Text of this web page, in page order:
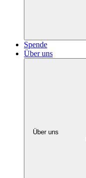
Spende
Über uns
Über uns